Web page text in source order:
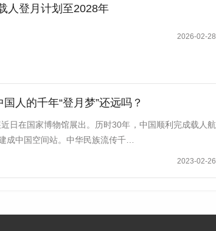
人登月计划至2028年
2026-02-28
国人的千年“登月梦”还远吗？
日在国家博物馆展出。历时30年，中国顺利完成载人航
成中国空间站。中华民族流传千…
2023-02-26